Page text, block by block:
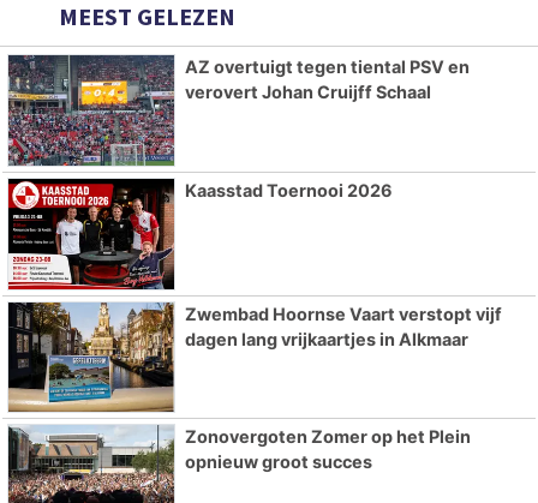
MEEST GELEZEN
AZ overtuigt tegen tiental PSV en
verovert Johan Cruijff Schaal
Kaasstad Toernooi 2026
Zwembad Hoornse Vaart verstopt vijf
dagen lang vrijkaartjes in Alkmaar
Zonovergoten Zomer op het Plein
opnieuw groot succes